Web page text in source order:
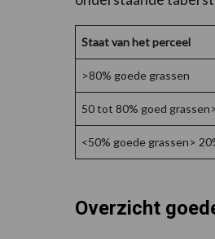
Staat van het perceel
>80% goede grassen
50 tot 80% goed
<50% goede grassen>
Overzicht